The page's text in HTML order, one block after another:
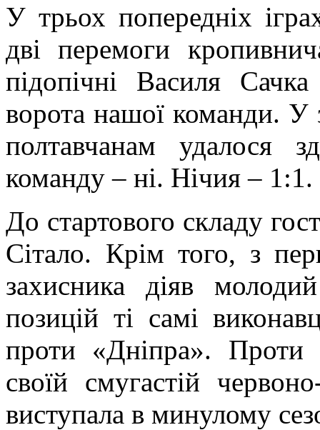
У трьох попередніх
дві перемоги
підопічні Василя
ворота нашої команди. У
полтавчанам удалося
команду – ні. Нічия – 1:1.
До стартового складу
Сітало. Крім того, з
захисника діяв
позицій ті самі
проти «Дніпра».
своїй смугастій
виступала в минулому